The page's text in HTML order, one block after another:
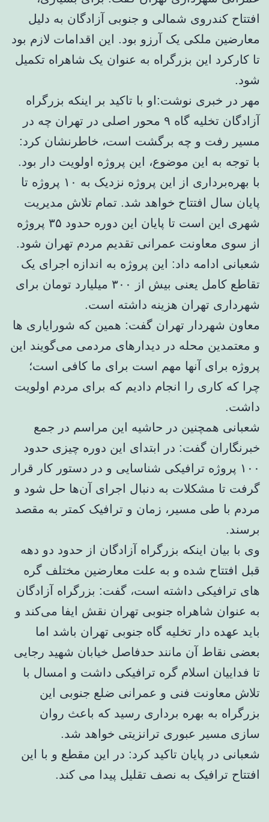
افتتاح کندروی شمالی و جنوبی آزادگان به دلیل
معارضین ملکی یک آرزو بود. این اقدامات لازم بود
تا کارکرد این بزرگراه به عنوان یک شاهراه تکمیل
شود.
مهر در خبری نوشت:او با تاکید بر اینکه بزرگراه
آزادگان تخلیه گاه ۹ محور اصلی در تهران چه در
مسیر رفت و چه برگشت است، خاطرنشان کرد:
با توجه به این موضوع، این پروژه اولویت دار بود.
با بهره‌برداری از این پروژه نزدیک به ۱۰ پروژه تا
پایان سال افتتاح خواهد شد. تمام تلاش مدیریت
شهری این است تا پایان این دوره حدود ۳۵ پروژه
از سوی معاونت عمرانی تقدیم مردم تهران شود.
شعبانی ادامه داد: این پروژه به اندازه اجرای یک
تقاطع کامل یعنی بیش از ۳۰۰ میلیارد تومان برای
شهرداری تهران هزینه داشته است.
معاون‌ شهردار تهران گفت: همین که شورایاری ها
و معتمدین محله در دیدارهای مردمی می‌گویند این
پروژه برای آنها مهم است برای ما کافی است؛
چرا که کاری را انجام دادیم که برای مردم اولویت
داشت.
شعبانی همچنین در حاشیه این مراسم در جمع
خبرنگاران گفت: در ابتدای این دوره چیزی حدود
۱۰۰ پروژه ترافیکی شناسایی و در دستور کار قرار
گرفت تا مشکلات به دنبال اجرای آن‌ها حل شود و
مردم با طی مسیر، زمان و ترافیک کمتر به مقصد
برسند.
وی با بیان اینکه بزرگراه آزادگان از حدود دو دهه
قبل افتتاح شده و به علت معارضین مختلف گره
های ترافیکی داشته است، گفت: بزرگراه آزادگان
به عنوان شاهراه جنوبی تهران نقش ایفا می‌کند و
باید عهده دار تخلیه گاه جنوبی تهران باشد اما
بعضی نقاط آن مانند حدفاصل خیابان شهید رجایی
تا فداییان اسلام گره ترافیکی داشت و امسال با
تلاش معاونت فنی و عمرانی ضلع جنوبی این
بزرگراه به بهره برداری رسید که باعث روان
سازی مسیر عبوری ترانزیتی خواهد شد.
شعبانی در پایان تاکید کرد: در این مقطع و با این
افتتاح ترافیک به نصف تقلیل پیدا می کند.